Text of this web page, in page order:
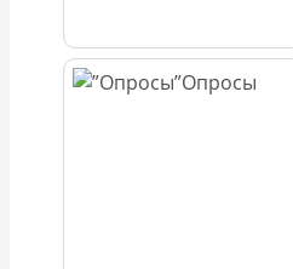
Опросы